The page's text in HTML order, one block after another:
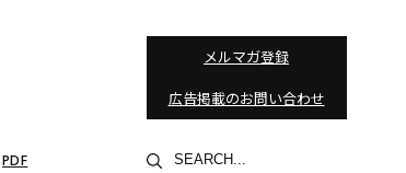
メルマガ登録
広告掲載のお問い合わせ
PDF
検